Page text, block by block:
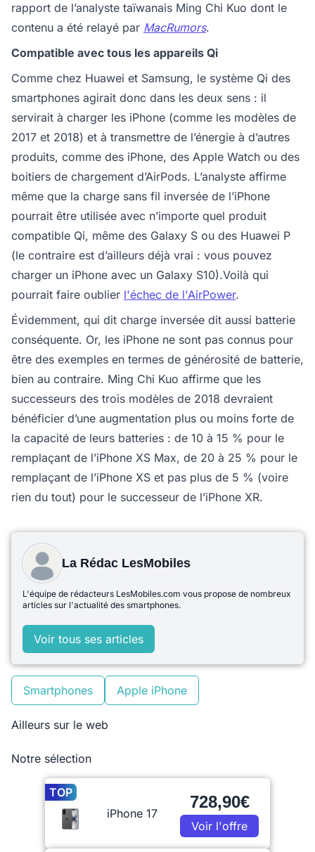
rapport de l’analyste taïwanais Ming Chi Kuo dont le
contenu a été relayé par MacRumors.
Compatible avec tous les appareils Qi
Comme chez Huawei et Samsung, le système Qi des
smartphones agirait donc dans les deux sens : il
servirait à charger les iPhone (comme les modèles de
2017 et 2018) et à transmettre de l’énergie à d’autres
produits, comme des iPhone, des Apple Watch ou des
boitiers de chargement d’AirPods. L’analyste affirme
même que la charge sans fil inversée de l’iPhone
pourrait être utilisée avec n’importe quel produit
compatible Qi, même des Galaxy S ou des Huawei P
(le contraire est d’ailleurs déjà vrai : vous pouvez
charger un iPhone avec un Galaxy S10).Voilà qui
pourrait faire oublier l'échec de l'AirPower.
Évidemment, qui dit charge inversée dit aussi batterie
conséquente. Or, les iPhone ne sont pas connus pour
être des exemples en termes de générosité de batterie,
bien au contraire. Ming Chi Kuo affirme que les
successeurs des trois modèles de 2018 devraient
bénéficier d’une augmentation plus ou moins forte de
la capacité de leurs batteries : de 10 à 15 % pour le
remplaçant de l’iPhone XS Max, de 20 à 25 % pour le
remplaçant de l’iPhone XS et pas plus de 5 % (voire
rien du tout) pour le successeur de l’iPhone XR.
La Rédac LesMobiles
L'équipe de rédacteurs LesMobiles.com vous propose de nombreux
articles sur l'actualité des smartphones.
Voir tous ses articles
Smartphones Apple iPhone
Ailleurs sur le web
Notre sélection
TOP
iPhone 17
728,90€
Voir l'offre